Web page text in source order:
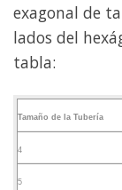
exagonal de
lados del
tabla:
Tamaño de la Tubería
4
5